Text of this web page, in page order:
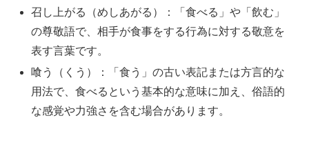
召し上がる（めしあがる）：「食べる」や「飲む」
の尊敬語で、相手が食事をする行為に対する敬意を
表す言葉です。
喰う（くう）：「食う」の古い表記または方言的な
用法で、食べるという基本的な意味に加え、俗語的
な感覚や力強さを含む場合があります。